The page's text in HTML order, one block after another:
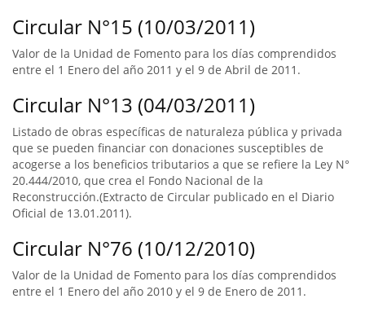
Circular N°15 (10/03/2011)
Valor de la Unidad de Fomento para los días comprendidos
entre el 1 Enero del año 2011 y el 9 de Abril de 2011.
Circular N°13 (04/03/2011)
Listado de obras específicas de naturaleza pública y privada
que se pueden financiar con donaciones susceptibles de
acogerse a los beneficios tributarios a que se refiere la Ley N°
20.444/2010, que crea el Fondo Nacional de la
Reconstrucción.(Extracto de Circular publicado en el Diario
Oficial de 13.01.2011).
Circular N°76 (10/12/2010)
Valor de la Unidad de Fomento para los días comprendidos
entre el 1 Enero del año 2010 y el 9 de Enero de 2011.